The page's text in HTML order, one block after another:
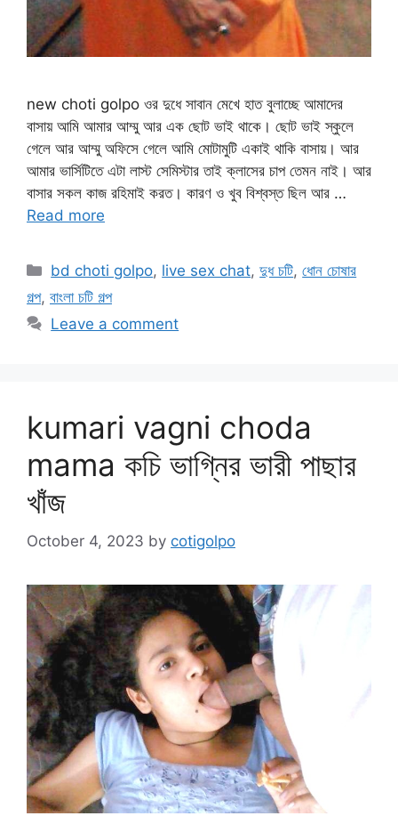
new choti golpo ওর দুধে সাবান মেখে হাত বুলাচ্ছে আমাদের
বাসায় আমি আমার আম্মু আর এক ছোট ভাই থাকে। ছোট ভাই স্কুলে
গেলে আর আম্মু অফিসে গেলে আমি মোটামুটি একাই থাকি বাসায়। আর
আমার ভার্সিটিতে এটা লাস্ট সেমিস্টার তাই ক্লাসের চাপ তেমন নাই। আর
বাসার সকল কাজ রহিমাই করত। কারণ ও খুব বিশ্বস্ত ছিল আর …
Read more
Categories
bd choti golpo, live sex chat,দুধ চটি,ধোন চোষার
গল্প, বাংলা চটি গল্প
Leave a comment
kumari vagni choda
mama কচি ভাগ্নির ভারী পাছার
খাঁজ
October 4, 2023 by cotigolpo